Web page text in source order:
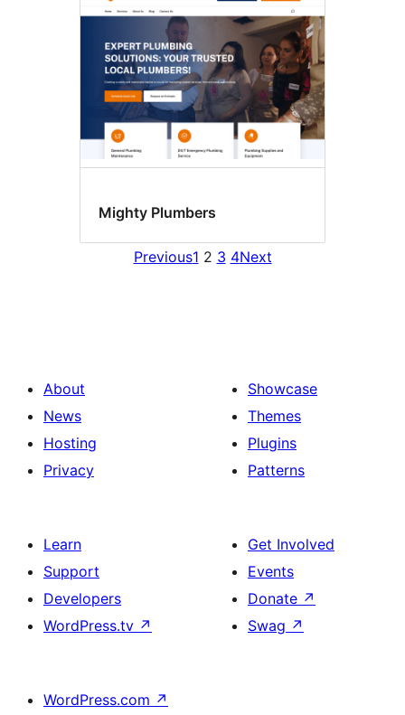
Mighty Plumbers
Previous1 2 3 4Next
About
News
Hosting
Privacy
Showcase
Themes
Plugins
Patterns
Learn
Support
Developers
WordPress.tv ↗
Get Involved
Events
Donate ↗
Swag ↗
WordPress.com ↗